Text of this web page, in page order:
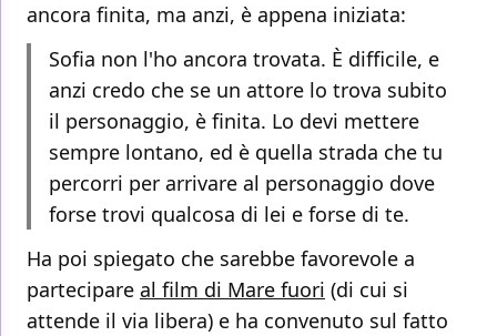
ancora finita, ma anzi, è appena iniziata:
Sofia non l'ho ancora trovata. È difficile, e
anzi credo che se un attore lo trova subito
il personaggio, è finita. Lo devi mettere
sempre lontano, ed è quella strada che tu
percorri per arrivare al personaggio dove
forse trovi qualcosa di lei e forse di te.
Ha poi spiegato che sarebbe favorevole a
partecipare al film di Mare fuori (di cui si
attende il via libera) e ha convenuto sul fatto